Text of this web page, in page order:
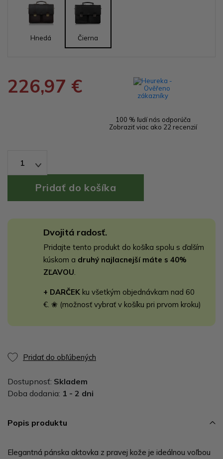
Hnedá Čierna
226,97 €
100 % ľudí nás odporúča
Zobraziť viac ako 22 recenzií
1
Dvojitá radosť.
Pridajte tento produkt do košíka spolu s ďalším
kúskom a druhý najlacnejší máte s 40%
ZĽAVOU
+ DARČEK ku všetkým objednávkam nad 60
€. ❀ (možnosť vybrať v košíku pri prvom kroku)
Pridať do obľúbených
Dostupnosť: Skladem
Doba dodania: 1 - 2 dni
Popis produktu
Elegantná pánska aktovka z pravej kože je ideálnou voľbou